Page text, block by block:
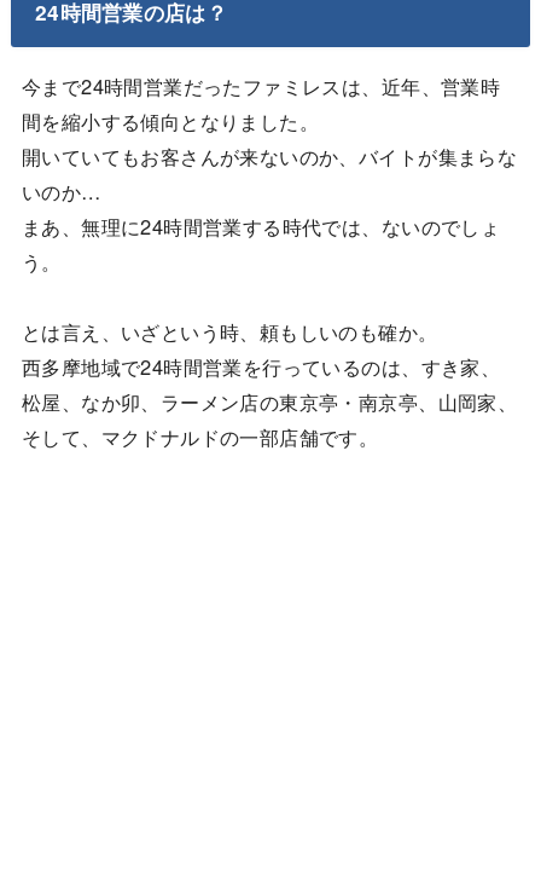
24時間営業の店は？
今まで24時間営業だったファミレスは、近年、営業時
間を縮小する傾向となりました。
開いていてもお客さんが来ないのか、バイトが集まらな
いのか…
まあ、無理に24時間営業する時代では、ないのでしょ
う。
とは言え、いざという時、頼もしいのも確か。
西多摩地域で24時間営業を行っているのは、すき家、
松屋、なか卯、ラーメン店の東京亭・南京亭、山岡家、
そして、マクドナルドの一部店舗です。